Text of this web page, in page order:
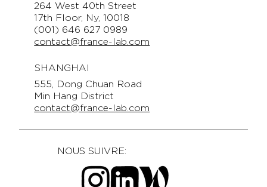
264 West 40th Street
17th Floor, Ny, 10018
(001) 646 627 0989
contact@france-lab.com
SHANGHAI
555, Dong Chuan Road
Min Hang District
contact@france-lab.com
NOUS SUIVRE: